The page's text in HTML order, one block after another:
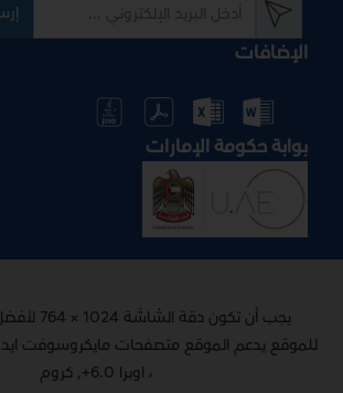
الإضافات
بوابة حكومة الإمارات
يجب أن تكون دقة الشاشة 1024 × 764 لأفضل تصفح للموقع
، اوبرا 6.0+, كروم